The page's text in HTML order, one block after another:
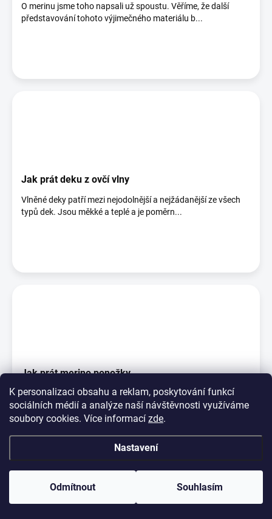
K personalizaci obsahu a reklam, poskytování funkcí
sociálních médií a analýze naší návštěvnosti využíváme
soubory cookies. Více informací zde.
Nastavení
Odmítnout Souhlasím
O merinu jsme toho napsali už spoustu. Věříme, že další
představování tohoto výjimečného materiálu b...
Jak prát deku z ovčí vlny
Vlněné deky patří mezi nejodolnější a nejžádanější ze všech
typů dek. Jsou měkké a teplé a je poměrn...
Jak prát merino ponožky
Na rozdíl od jiných vláken ta vlněná jsou pachu odolná, což
znamená, že vlněné ponožky nejsou po noš...